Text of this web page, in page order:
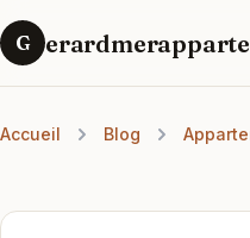
G
Accueil Blog